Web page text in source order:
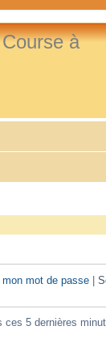
à
mon mot de passe |
ces 5 dernières